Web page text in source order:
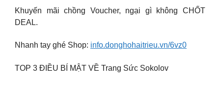
Khuyến mãi chồng Voucher, ngại gì không CHỐT
DEAL.
Nhanh tay ghé Shop: info.donghohaitrieu.vn/6vz0
TOP 3 ĐIỀU BÍ MẬT VỀ Trang Sức Sokolov